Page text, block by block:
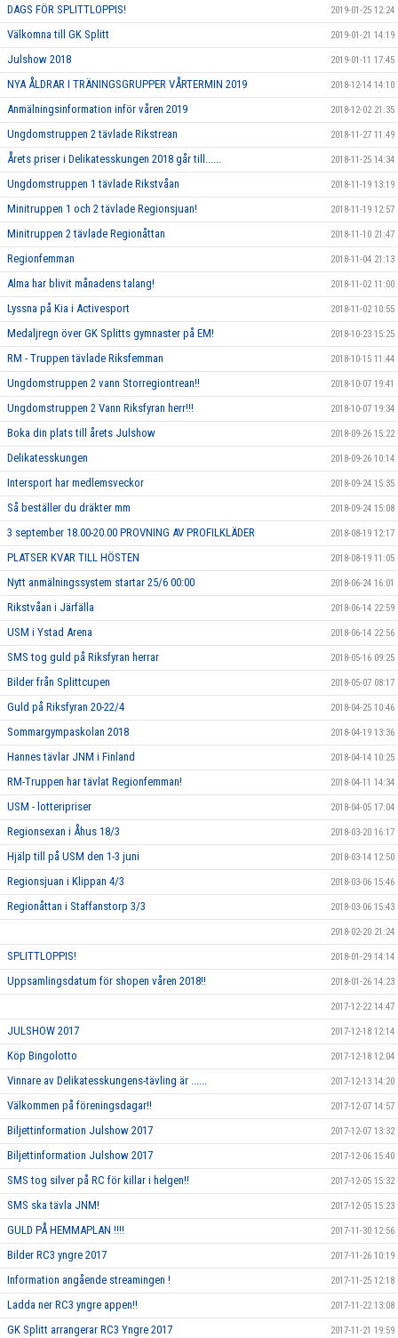
DAGS FÖR SPLITTLOPPIS! 2019-01-25 12:24
Välkomna till GK Splitt 2019-01-21 14:19
Julshow 2018 2019-01-11 17:45
NYA ÅLDRAR I TRÄNINGSGRUPPER VÅRTERMIN 2019 2018-12-14 14:10
Anmälningsinformation inför våren 2019 2018-12-02 21:35
Ungdomstruppen 2 tävlade Rikstrean 2018-11-27 11:49
Årets priser i Delikatesskungen 2018 går till...... 2018-11-25 14:34
Ungdomstruppen 1 tävlade Rikstvåan 2018-11-19 13:19
Minitruppen 1 och 2 tävlade Regionsjuan! 2018-11-19 12:57
Minitruppen 2 tävlade Regionåttan 2018-11-10 21:47
Regionfemman 2018-11-04 21:13
Alma har blivit månadens talang! 2018-11-02 11:00
Lyssna på Kia i Activesport 2018-11-02 10:55
Medaljregn över GK Splitts gymnaster på EM! 2018-10-23 15:25
RM - Truppen tävlade Riksfemman 2018-10-15 11:44
Ungdomstruppen 2 vann Storregiontrean!! 2018-10-07 19:41
Ungdomstruppen 2 Vann Riksfyran herr!!! 2018-10-07 19:34
Boka din plats till årets Julshow 2018-09-26 15:22
Delikatesskungen 2018-09-26 10:14
Intersport har medlemsveckor 2018-09-24 15:35
Så beställer du dräkter mm 2018-09-24 15:08
3 september 18.00-20.00 PROVNING AV PROFILKLÄDER 2018-08-19 12:17
PLATSER KVAR TILL HÖSTEN 2018-08-19 11:05
Nytt anmälningssystem startar 25/6 00:00 2018-06-24 16:01
Rikstvåan i Järfälla 2018-06-14 22:59
USM i Ystad Arena 2018-06-14 22:56
SMS tog guld på Riksfyran herrar 2018-05-16 09:25
Bilder från Splittcupen 2018-05-07 08:17
Guld på Riksfyran 20-22/4 2018-04-25 10:46
Sommargympaskolan 2018 2018-04-19 13:36
Hannes tävlar JNM i Finland 2018-04-14 10:25
RM-Truppen har tävlat Regionfemman! 2018-04-11 14:34
USM - lotteripriser 2018-04-05 17:04
Regionsexan i Åhus 18/3 2018-03-20 16:17
Hjälp till på USM den 1-3 juni 2018-03-14 12:50
Regionsjuan i Klippan 4/3 2018-03-06 15:46
Regionåttan i Staffanstorp 3/3 2018-03-06 15:43
2018-02-20 21:24
SPLITTLOPPIS! 2018-01-29 14:14
Uppsamlingsdatum för shopen våren 2018!! 2018-01-26 14:23
2017-12-22 14:47
JULSHOW 2017 2017-12-18 12:14
Köp Bingolotto 2017-12-18 12:04
Vinnare av Delikatesskungens-tävling är ...... 2017-12-13 14:20
Välkommen på föreningsdagar!! 2017-12-07 14:57
Biljettinformation Julshow 2017 2017-12-07 13:32
Biljettinformation Julshow 2017 2017-12-06 15:40
SMS tog silver på RC för killar i helgen!! 2017-12-05 15:32
SMS ska tävla JNM! 2017-12-05 15:23
GULD PÅ HEMMAPLAN !!!! 2017-11-30 12:56
Bilder RC3 yngre 2017 2017-11-26 10:19
Information angående streamingen ! 2017-11-25 12:18
Ladda ner RC3 yngre appen!! 2017-11-22 13:08
GK Splitt arrangerar RC3 Yngre 2017 2017-11-21 19:59